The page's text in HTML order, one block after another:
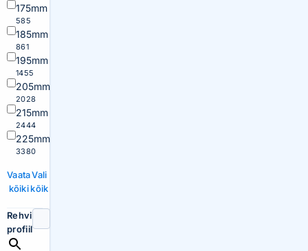
175mm
585
185mm
861
195mm
1455
205mm
2028
215mm
2444
225mm
3380
Vaata
kõiki
Vali
kõik
Rehvi
profiil